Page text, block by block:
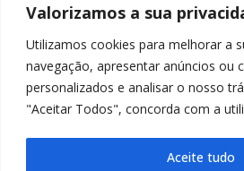
Valorizamos a sua
Utilizamos cookies para melhorar a
navegação, apresentar anúncios ou
personalizados e analisar o nosso
"Aceitar Todos", concorda com a
Aceite tudo
€2.95 €1.95
Lápis de Cor c/
€4.95 €3.95